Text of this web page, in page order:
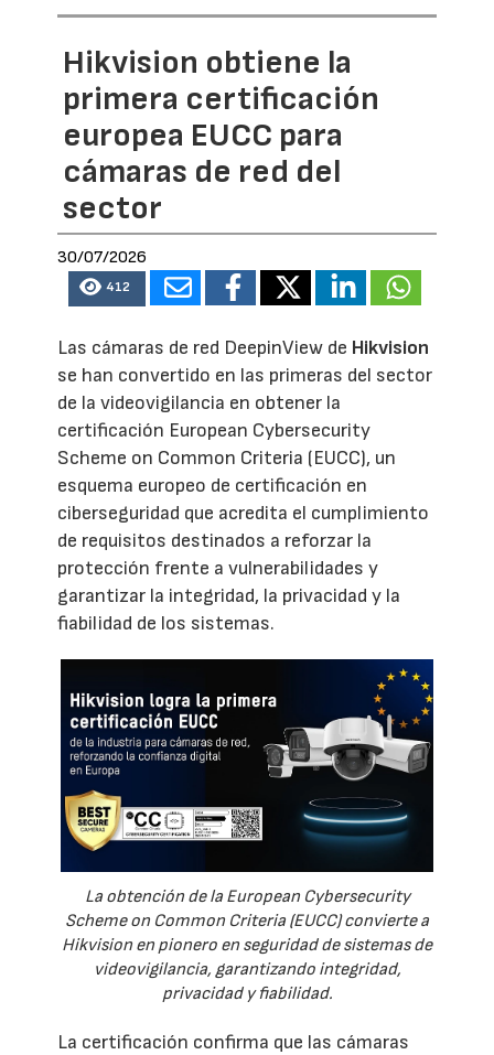
Hikvision obtiene la
primera certificación
europea EUCC para
cámaras de red del
sector
30/07/2026
412
Las cámaras de red DeepinView de Hikvision
se han convertido en las primeras del sector
de la videovigilancia en obtener la
certificación European Cybersecurity
Scheme on Common Criteria (EUCC), un
esquema europeo de certificación en
ciberseguridad que acredita el cumplimiento
de requisitos destinados a reforzar la
protección frente a vulnerabilidades y
garantizar la integridad, la privacidad y la
fiabilidad de los sistemas.
La obtención de la European Cybersecurity
Scheme on Common Criteria (EUCC) convierte a
Hikvision en pionero en seguridad de sistemas de
videovigilancia, garantizando integridad,
privacidad y fiabilidad.
La certificación confirma que las cámaras